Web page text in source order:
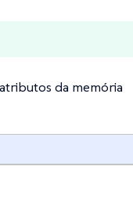
da memória